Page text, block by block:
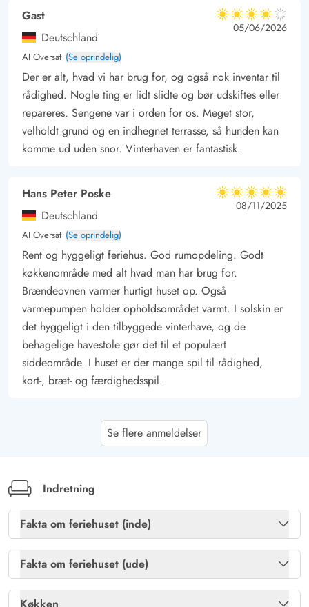
Gast
Deutschland
AI Oversat (Se oprindelig)
4 ud af 5
4 ud af 5
4 out of 5
05/06/2026
Der er alt, hvad vi har brug for, og også nok inventar til
rådighed. Nogle ting er lidt slidte og bør udskiftes eller
repareres. Sengene var i orden for os. Meget stor,
velholdt grund og en indhegnet terrasse, så hunden kan
komme ud uden snor. Vinterhaven er fantastisk.
Hans Peter Poske
Deutschland
AI Oversat (Se oprindelig)
5 ud af 5
5 ud af 5
5 out of 5
08/11/2025
Rent og hyggeligt feriehus. God rumopdeling. Godt
køkkenområde med alt hvad man har brug for.
Brændeovnen varmer hurtigt huset op. Også
varmepumpen holder opholdsområdet varmt. I solskin er
det hyggeligt i den tilbyggede vinterhave, og de
behagelige havestole gør det til et populært
siddeområde. I huset er der mange spil til rådighed,
kort-, bræt- og færdighedsspil.
Det er et meget flot feriehus med masser af plads i
dejlige timer her!
Sven Lohmann
Deutschland
4 ud af 5
4 out of 5
25/08/2025
Se flere anmeldelser
Indretning
Fakta om feriehuset (inde)
Brændeovn
Ja
Fakta om feriehuset (ude)
Havemøbler
Ja
Køkken